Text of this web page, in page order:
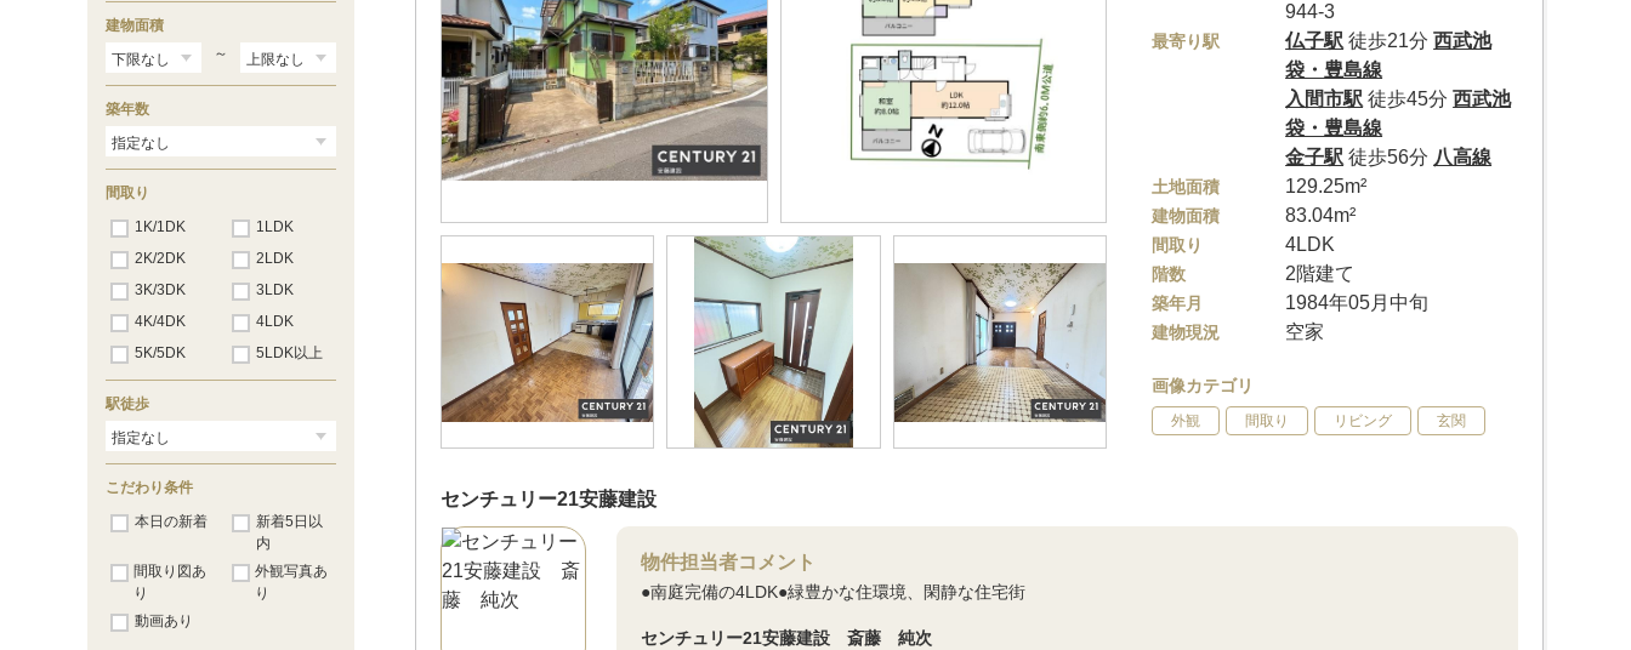
944-3
最寄り駅 仏子駅 徒歩21分西武池
袋・豊島線
入間市駅 徒歩45分西武池
袋・豊島線
金子駅 徒歩56分 八高線
土地面積 129.25m²
建物面積 83.04m²
間取り 4LDK
階数 2階建て
築年月 1984年05月中旬
建物現況 空家
画像カテゴリ
外観 間取り リビング 玄関
センチュリー21安藤建設
物件担当者コメント
●南庭完備の4LDK●緑豊かな住環境、閑静な住宅街
センチュリー21安藤建設 斎藤 純次
建物面積
～
築年数
間取り
1K/1DK
1LDK
2K/2DK
2LDK
3K/3DK
3LDK
4K/4DK
4LDK
5K/5DK
5LDK以上
駅徒歩
こだわり条件
本日の新着
新着5日以
内
間取り図あ
り
外観写真あ
り
動画あり